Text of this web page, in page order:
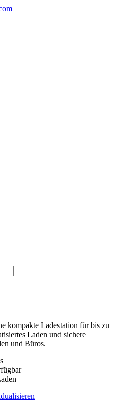
kompakte Ladestation für bis zu
Laden und sichere
und Büros.